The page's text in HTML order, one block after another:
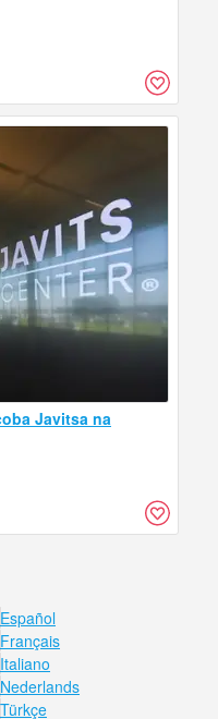
Javitsa na
Español
Français
Italiano
Nederlands
Türkçe